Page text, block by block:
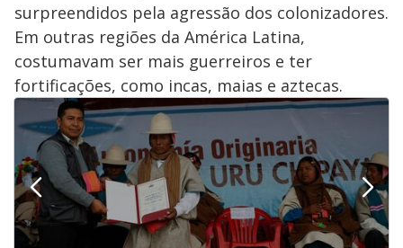
surpreendidos pela agressão dos colonizadores.
Em outras regiões da América Latina,
costumavam ser mais guerreiros e ter
fortificações, como incas, maias e aztecas.